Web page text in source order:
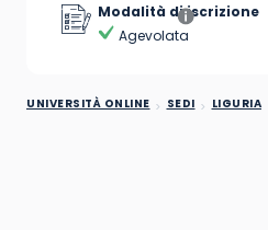
Modalità di iscrizione
Agevolata
UNIVERSITÀ ONLINE SEDI LIGURIA